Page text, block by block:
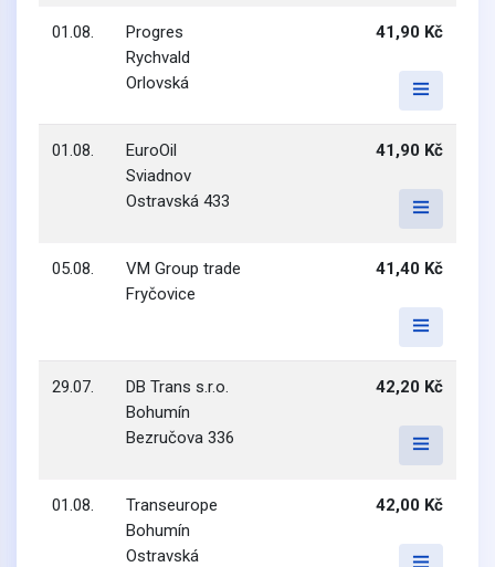
01.08.
Progres
Rychvald
Orlovská
41,90 Kč
01.08.
EuroOil
Sviadnov
Ostravská 433
41,90 Kč
05.08.
VM Group trade
Fryčovice
41,40 Kč
29.07.
DB Trans s.r.o.
Bohumín
Bezručova 336
42,20 Kč
01.08.
Transeurope
Bohumín
Ostravská
42,00 Kč